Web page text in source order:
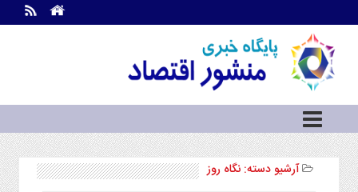
اطلاعات
تماس
ما
درباره
ما
سرویس
ها آرشیو دسته:نگاه روز